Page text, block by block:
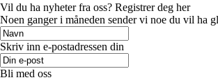
Vil du ha nyheter fra oss? Registrer deg her
Noen ganger i måneden sender vi noe du vil ha
Skriv inn e-postadressen din
Bli med oss